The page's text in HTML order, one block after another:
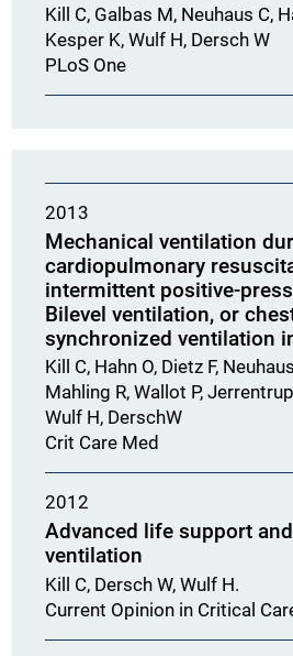
Kill C, Galbas M, Neuhaus C,
Kesper K, Wulf H, Dersch W
PLoS One
2013
Mechanical ventilation
cardiopulmonary
intermittent positive-
Bilevel ventilation, or
synchronized ventilation
Kill C, Hahn O, Dietz F,
Mahling R, Wallot P,
Wulf H, DerschW
Crit Care Med
2012
Advanced life support
ventilation
Kill C, Dersch W, Wulf H.
Current Opinion in Critical